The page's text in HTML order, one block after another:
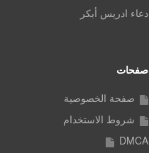
دعاء ادريس أبكر
صفحات
صفحة الخصوصية
شروط الاستخدام
DMCA